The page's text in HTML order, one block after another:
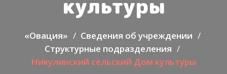
культуры
«Овация»
Сведения об учреждении
Структурные подразделения
Никулинский сельский Дом культуры